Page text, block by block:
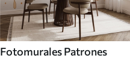
Fotomurales Patrones